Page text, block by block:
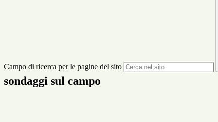
Campo di ricerca per le pagine del sito
sondaggi sul campo